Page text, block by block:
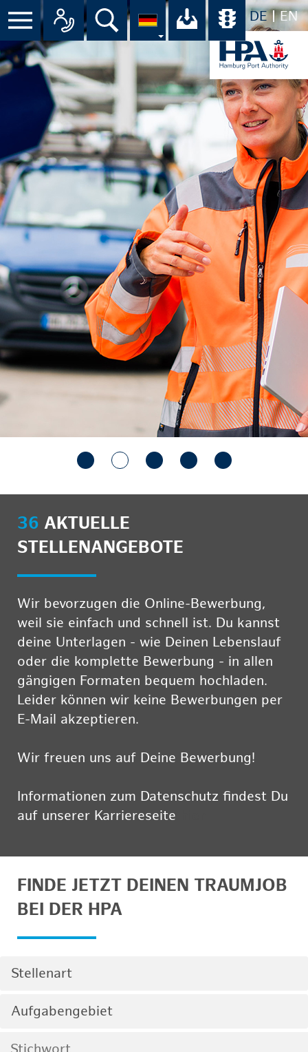
DE EN
Suche Ihr Download-
36 AKTUELLE
STELLENANGEBOTE
Wir bevorzugen die Online-Bewerbung,
weil sie einfach und schnell ist. Du kannst
deine Unterlagen - wie Deinen Lebenslauf
oder die komplette Bewerbung - in allen
gängigen Formaten bequem hochladen.
Leider können wir keine Bewerbungen per
E-Mail akzeptieren.
Wir freuen uns auf Deine Bewerbung!
Informationen zum Datenschutz findest Du
auf unserer Karriereseite
FINDE JETZT DEINEN TRAUMJOB
BEI DER HPA
Stellenart
Aufgabengebiet